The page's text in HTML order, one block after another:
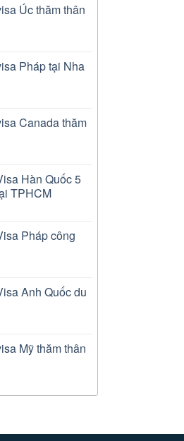
Úc thăm thân
Pháp tại Nha
Canada thăm
Hàn Quốc 5
TPHCM
Pháp công
Anh Quốc du
Mỹ thăm thân